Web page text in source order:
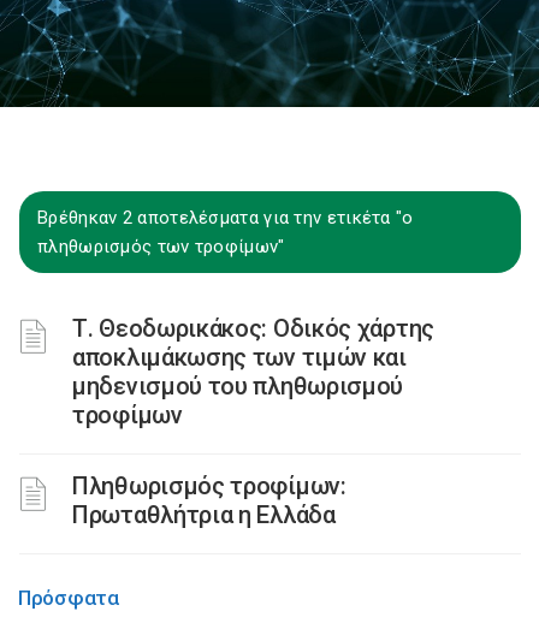
Βρέθηκαν 2 αποτελέσματα για την ετικέτα "ο
πληθωρισμός των τροφίμων"
Τ. Θεοδωρικάκος: Οδικός χάρτης
αποκλιμάκωσης των τιμών και
μηδενισμού του πληθωρισμού
τροφίμων
Πληθωρισμός τροφίμων:
Πρωταθλήτρια η Ελλάδα
Πρόσφατα